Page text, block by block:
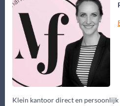
Klein kantoor direct en persoonlijk